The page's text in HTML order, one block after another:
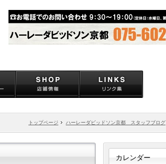
トップページ ハーレーダビッドソン京都 スタッフブログ
カレンダー